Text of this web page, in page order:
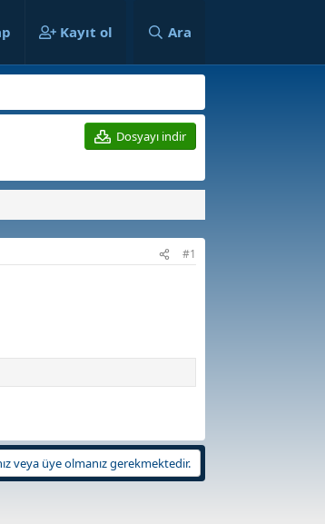
Kayıt ol Ara
Dosyayı indir
#1
veya üye olmanız gerekmektedir.